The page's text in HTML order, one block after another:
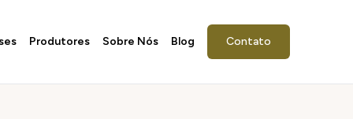
Produtores Sobre Nós Blog Contato